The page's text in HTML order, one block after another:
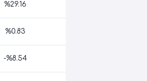
%29.16
%0.83
-%8.54